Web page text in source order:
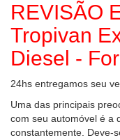
REVISÃO
Tropivan
Diesel -
24hs entregamos seu
Uma das principais
com seu automóvel é a
constantemente. Deve-